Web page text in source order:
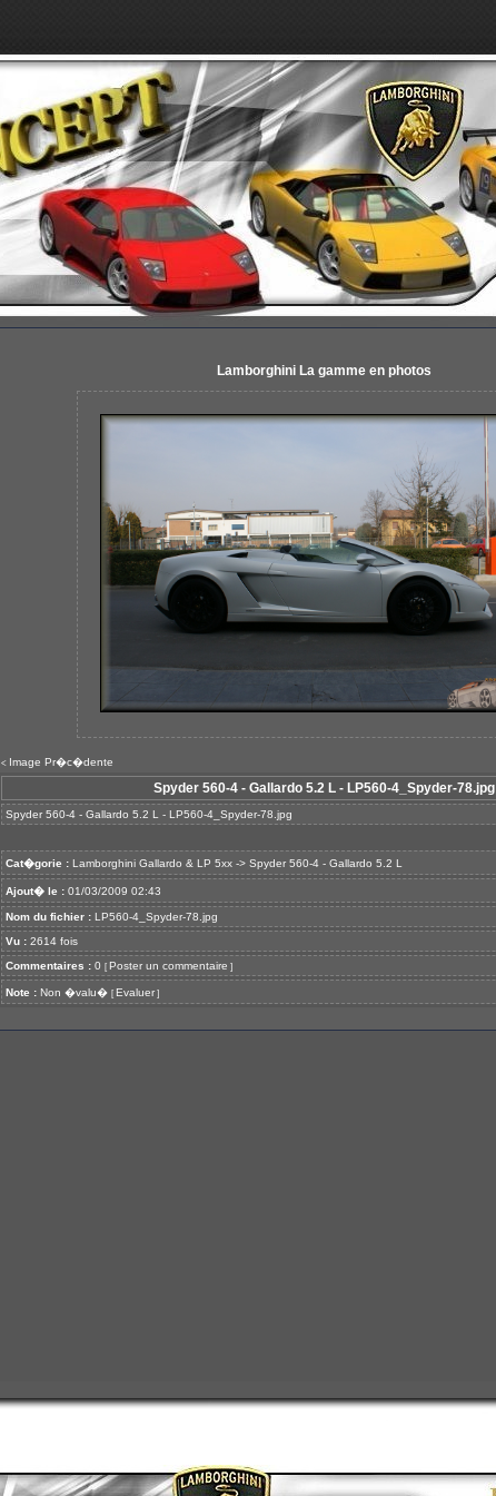
Lamborghini La gamme en photos
< Image Pr�c�dente
Spyder 560-4 - Gallardo 5.2 L - LP560-4_Spyder-78.jpg
Spyder 560-4 - Gallardo 5.2 L - LP560-4_Spyder-78.jpg
Cat�gorie : Lamborghini Gallardo & LP 5xx -> Spyder 560-4 - Gallardo 5.2 L
Ajout� le : 01/03/2009 02:43
Nom du fichier : LP560-4_Spyder-78.jpg
Vu : 2614 fois
Commentaires : 0 [ Poster un commentaire ]
Note : Non �valu� [ Evaluer ]